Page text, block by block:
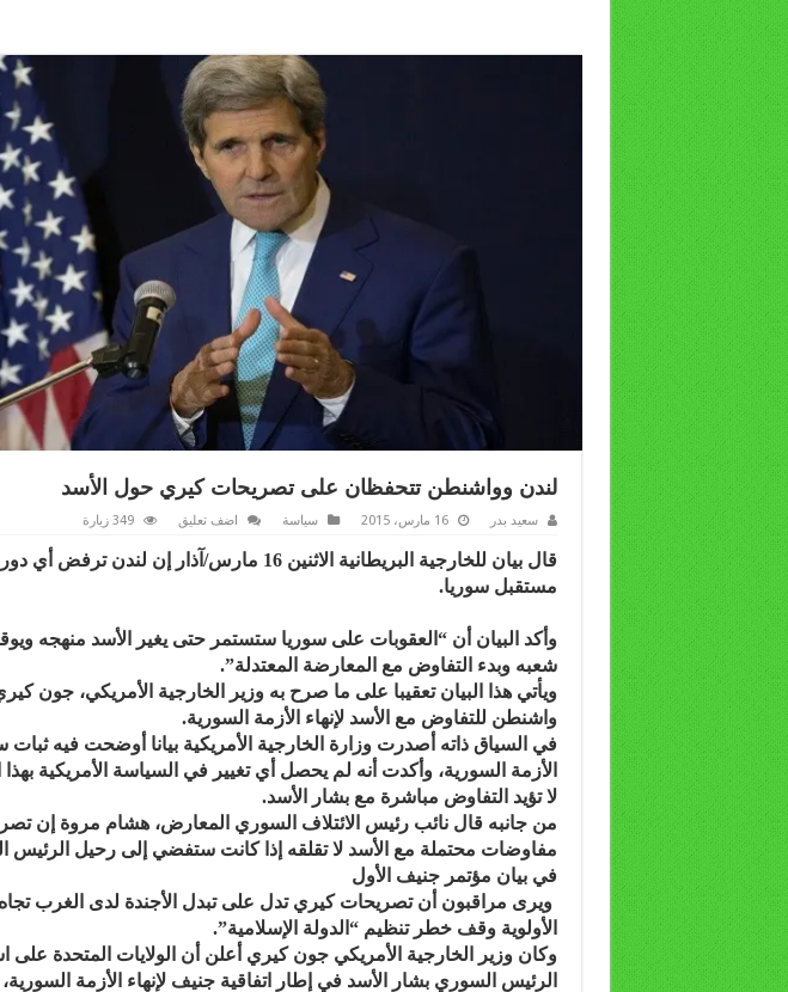
لندن وواشنطن تتحفظان على تصريحات كيري حول الأسد
سعيد بدر 16 مارس، 2015 سياسة اضف تعليق 349 زيارة
قال بيان للخارجية البريطانية الاثنين 16 مارس/آذار
مستقبل سوريا.
وأكد البيان أن “العقوبات على سوريا ستستمر حتى يغير الأسد منهجه
شعبه وبدء التفاوض مع المعارضة المعتدلة”.
ويأتي هذا البيان تعقيبا على ما صرح به وزير الخارجية الأمريكي، جون
واشنطن للتفاوض مع الأسد لإنهاء الأزمة السورية.
في السياق ذاته أصدرت وزارة الخارجية الأمريكية بيانا أوضحت فيه
الأزمة السورية، وأكدت أنه لم يحصل أي تغيير في السياسة الأمريكية
لا تؤيد التفاوض مباشرة مع بشار الأسد.
من جانبه قال نائب رئيس الائتلاف السوري المعارض، هشام مروة إن
مفاوضات محتملة مع الأسد لا تقلقه إذا كانت ستفضي إلى رحيل الرئيس
في بيان مؤتمر جنيف الأول
ويرى مراقبون أن تصريحات كيري تدل على تبدل الأجندة لدى الغرب تجاه
الأولوية وقف خطر تنظيم “الدولة الإسلامية”.
وكان وزير الخارجية الأمريكي جون كيري أعلن أن الولايات المتحدة على
الرئيس السوري بشار الأسد في إطار اتفاقية جنيف لإنهاء الأزمة